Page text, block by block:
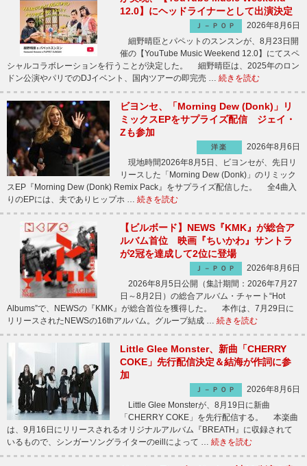
12.0】にヘッドライナーとして出演決定
Ｊ－ＰＯＰ
2026年8月6日
細野晴臣とパペットのスンスンが、8月23日開
催の【YouTube Music Weekend 12.0】にてスペ
シャルコラボレーションを行うことが決定した。 細野晴臣は、2025年のロン
ドン公演やパリでのDJイベント、国内ツアーの即完売 … 続きを読む
ビヨンセ、「Morning Dew (Donk)」リ
ミックスEPをサプライズ配信 ジェイ・
Zも参加
洋楽
2026年8月6日
現地時間2026年8月5日、ビヨンセが、先日リ
リースした「Morning Dew (Donk)」のリミック
スEP『Morning Dew (Donk) Remix Pack』をサプライズ配信した。 全4曲入
りのEPには、夫でありヒップホ … 続きを読む
【ビルボード】NEWS『KMK』が総合ア
ルバム首位 映画『ちいかわ』サントラ
が2冠を達成して2位に登場
Ｊ－ＰＯＰ
2026年8月6日
2026年8月5日公開（集計期間：2026年7月27
日～8月2日）の総合アルバム・チャート“Hot
Albums”で、NEWSの『KMK』が総合首位を獲得した。 本作は、7月29日に
リリースされたNEWSの16thアルバム。グループ結成 … 続きを読む
Little Glee Monster、新曲「CHERRY
COKE」先行配信決定＆結海が作詞に参
加
Ｊ－ＰＯＰ
2026年8月6日
Little Glee Monsterが、8月19日に新曲
「CHERRY COKE」を先行配信する。 本楽曲
は、9月16日にリリースされるオリジナルアルバム『BREATH』に収録されて
いるもので、シンガーソングライターのeillによって … 続きを読む